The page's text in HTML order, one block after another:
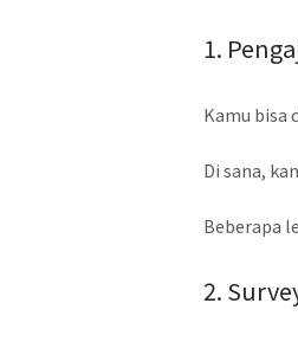
1.
Kamu bisa
Di sana,
Beberapa
2.